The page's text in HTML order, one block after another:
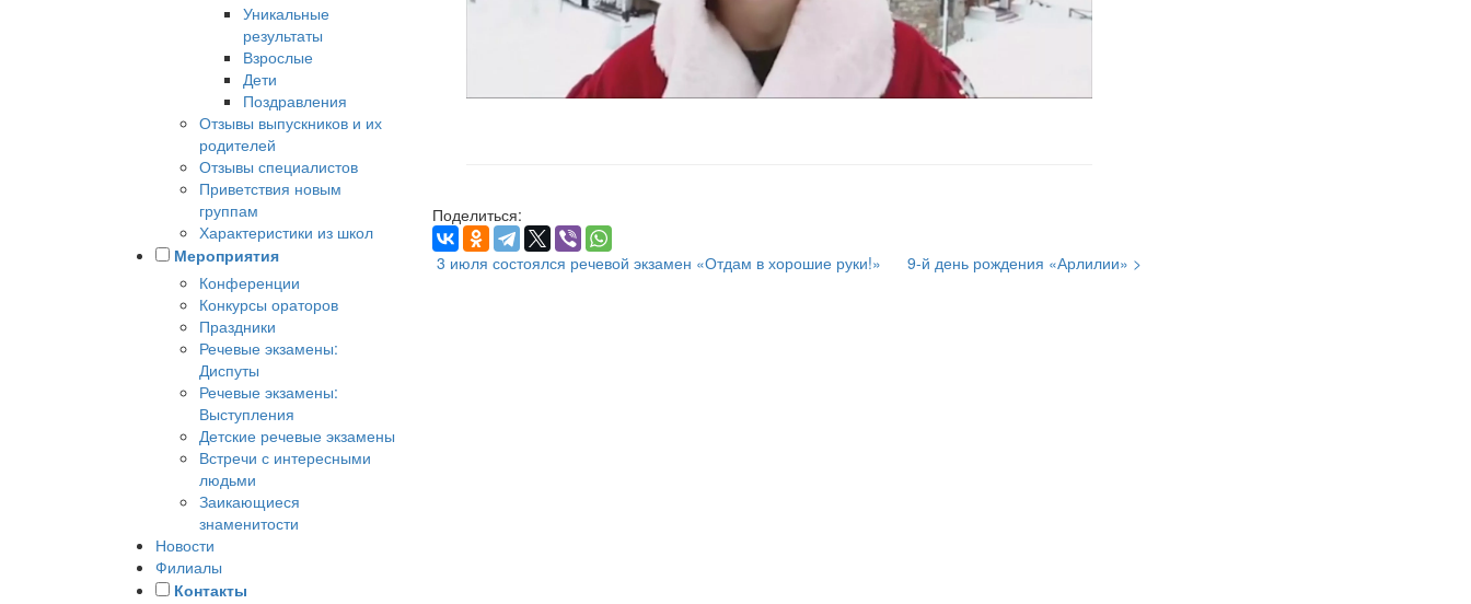
Уникальные
результаты
Взрослые
Дети
Поздравления
Отзывы выпускников и их
родителей
Отзывы специалистов
Приветствия новым
группам
Характеристики из школ
Мероприятия
Конференции
Конкурсы ораторов
Праздники
Речевые экзамены:
Диспуты
Речевые экзамены:
Выступления
Детские речевые экзамены
Встречи с интересными
людьми
Заикающиеся
знаменитости
Новости
Филиалы
Контакты
Поделиться:
3 июля состоялся речевой экзамен «Отдам в хорошие руки!» 9-й день рождения «Арлилии» >